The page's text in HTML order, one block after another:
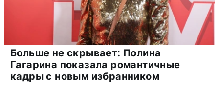
Больше не скрывает: Полина
Гагарина показала романтичные
кадры с новым избранником